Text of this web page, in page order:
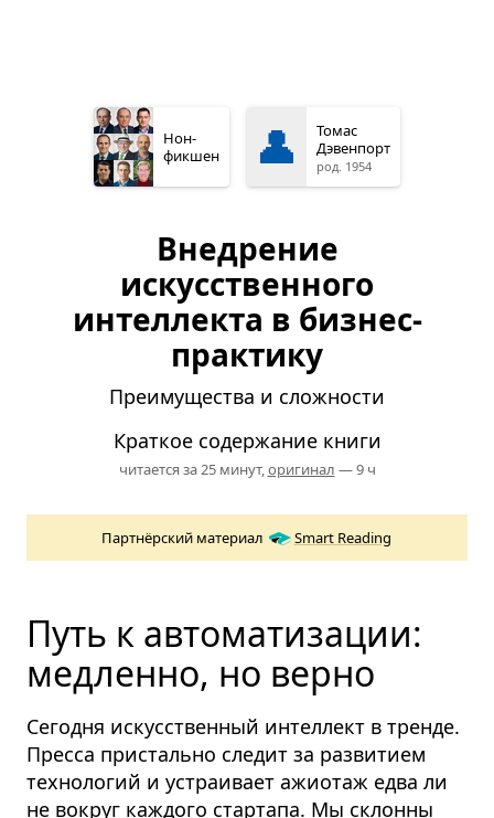
Нон­
фикшен
👤
Томас
Дэвенпорт
род. 1954
Внедрение
искусственного
интеллекта в бизнес-
практику
Преимущества и сложности
Краткое содержание книги
читается за 25 минут,оригинал — 9 ч
Партнёрский материал Smart Reading
Путь к автоматизации:
медленно, но верно
Сегодня искусственный интеллект в тренде.
Пресса пристально следит за развитием
технологий и устраивает ажиотаж едва ли
не вокруг каждого стартапа. Мы склонны